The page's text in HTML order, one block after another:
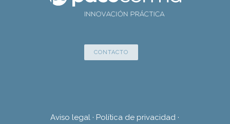
CONTACTO
Aviso legal · Política de privacidad ·